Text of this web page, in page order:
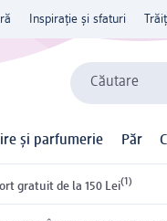
Inspirație și sfaturi
Căutare
și parfumerie Păr
gratuit de la 150 Lei(1)